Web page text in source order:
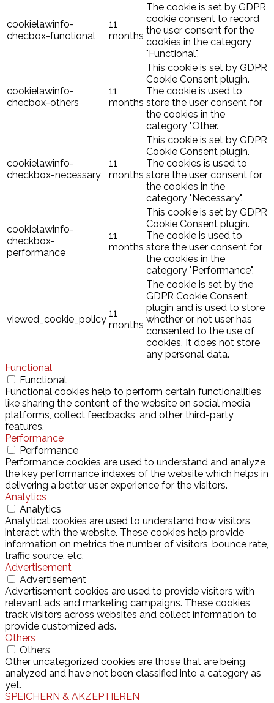
cookielawinfo-
checbox-functional
11
months
The cookie is set by GDPR
cookie consent to record
the user consent for the
cookies in the category
"Functional".
cookielawinfo-
checbox-others
11
months
This cookie is set by GDPR
Cookie Consent plugin.
The cookie is used to
store the user consent for
the cookies in the
category "Other.
cookielawinfo-
checkbox-necessary
11
months
This cookie is set by GDPR
Cookie Consent plugin.
The cookies is used to
store the user consent for
the cookies in the
category "Necessary".
cookielawinfo-
checkbox-
performance
11
months
This cookie is set by GDPR
Cookie Consent plugin.
The cookie is used to
store the user consent for
the cookies in the
category "Performance".
viewed_cookie_policy
11
months
The cookie is set by the
GDPR Cookie Consent
plugin and is used to store
whether or not user has
consented to the use of
cookies. It does not store
any personal data.
Functional
Functional
Functional cookies help to perform certain functionalities
like sharing the content of the website on social media
platforms, collect feedbacks, and other third-party
features.
Performance
Performance
Performance cookies are used to understand and analyze
the key performance indexes of the website which helps in
delivering a better user experience for the visitors.
Analytics
Analytics
Analytical cookies are used to understand how visitors
interact with the website. These cookies help provide
information on metrics the number of visitors, bounce rate,
traffic source, etc.
Advertisement
Advertisement
Advertisement cookies are used to provide visitors with
relevant ads and marketing campaigns. These cookies
track visitors across websites and collect information to
provide customized ads.
Others
Others
Other uncategorized cookies are those that are being
analyzed and have not been classified into a category as
yet.
SPEICHERN & AKZEPTIEREN